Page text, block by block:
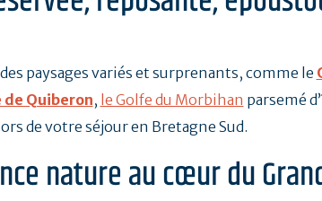
paysages variés et surprenants, comme le
de Quiberon, le Golfe du Morbihan parsemé
de votre séjour en Bretagne Sud.
nature au cœur du